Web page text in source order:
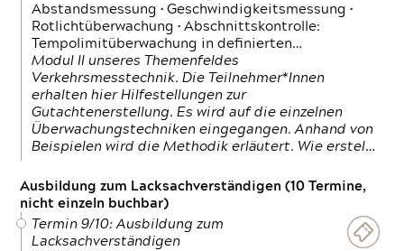
Abstandsmessung • Geschwindigkeitsmessung •
Rotlichtüberwachung • Abschnittskontrolle:
Tempolimitüberwachung in definierten…
Modul II unseres Themenfeldes
Verkehrsmesstechnik. Die Teilnehmer*Innen
erhalten hier Hilfestellungen zur
Gutachtenerstellung. Es wird auf die einzelnen
Überwachungstechniken eingegangen. Anhand von
Beispielen wird die Methodik erläutert. Wie erstel…
Ausbildung zum Lacksachverständigen (10 Termine,
nicht einzeln buchbar)
Termin 9/10: Ausbildung zum
Lacksachverständigen